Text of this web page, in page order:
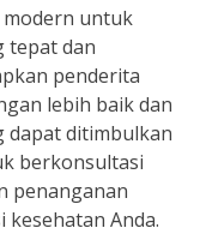
untuk
tepat dan
penderita
lebih baik dan
dapat ditimbulkan
berkonsultasi
penanganan
Anda.